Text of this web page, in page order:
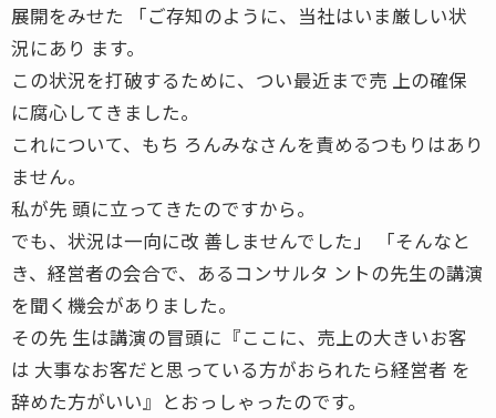
展開をみせた 「ご存知のように、当社はいま厳しい状
況にあり ます。
この状況を打破するために、つい最近まで売 上の確保
に腐心してきました。
これについて、もち ろんみなさんを責めるつもりはあり
ません。
私が先 頭に立ってきたのですから。
でも、状況は一向に改 善しませんでした」 「そんなと
き、経営者の会合で、あるコンサルタ ントの先生の講演
を聞く機会がありました。
その先 生は講演の冒頭に『ここに、売上の大きいお客
は 大事なお客だと思っている方がおられたら経営者 を
辞めた方がいい』とおっしゃったのです。